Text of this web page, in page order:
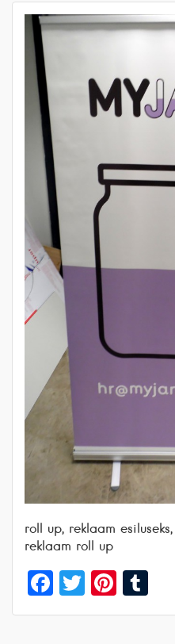
roll up, reklaam
reklaam roll up
Facebook
Twitter